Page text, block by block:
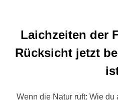
Laichzeiten der
Rücksicht jetzt
Wenn die Natur ruft: Wie